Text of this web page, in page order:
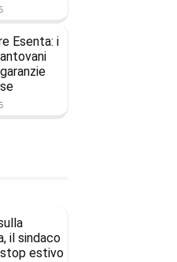
Esenta: i
il sindaco
estivo